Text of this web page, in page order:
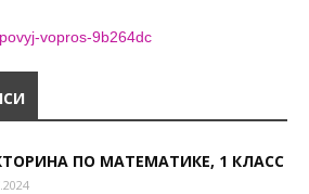
ПО МАТЕМАТИКЕ, 1 КЛАСС